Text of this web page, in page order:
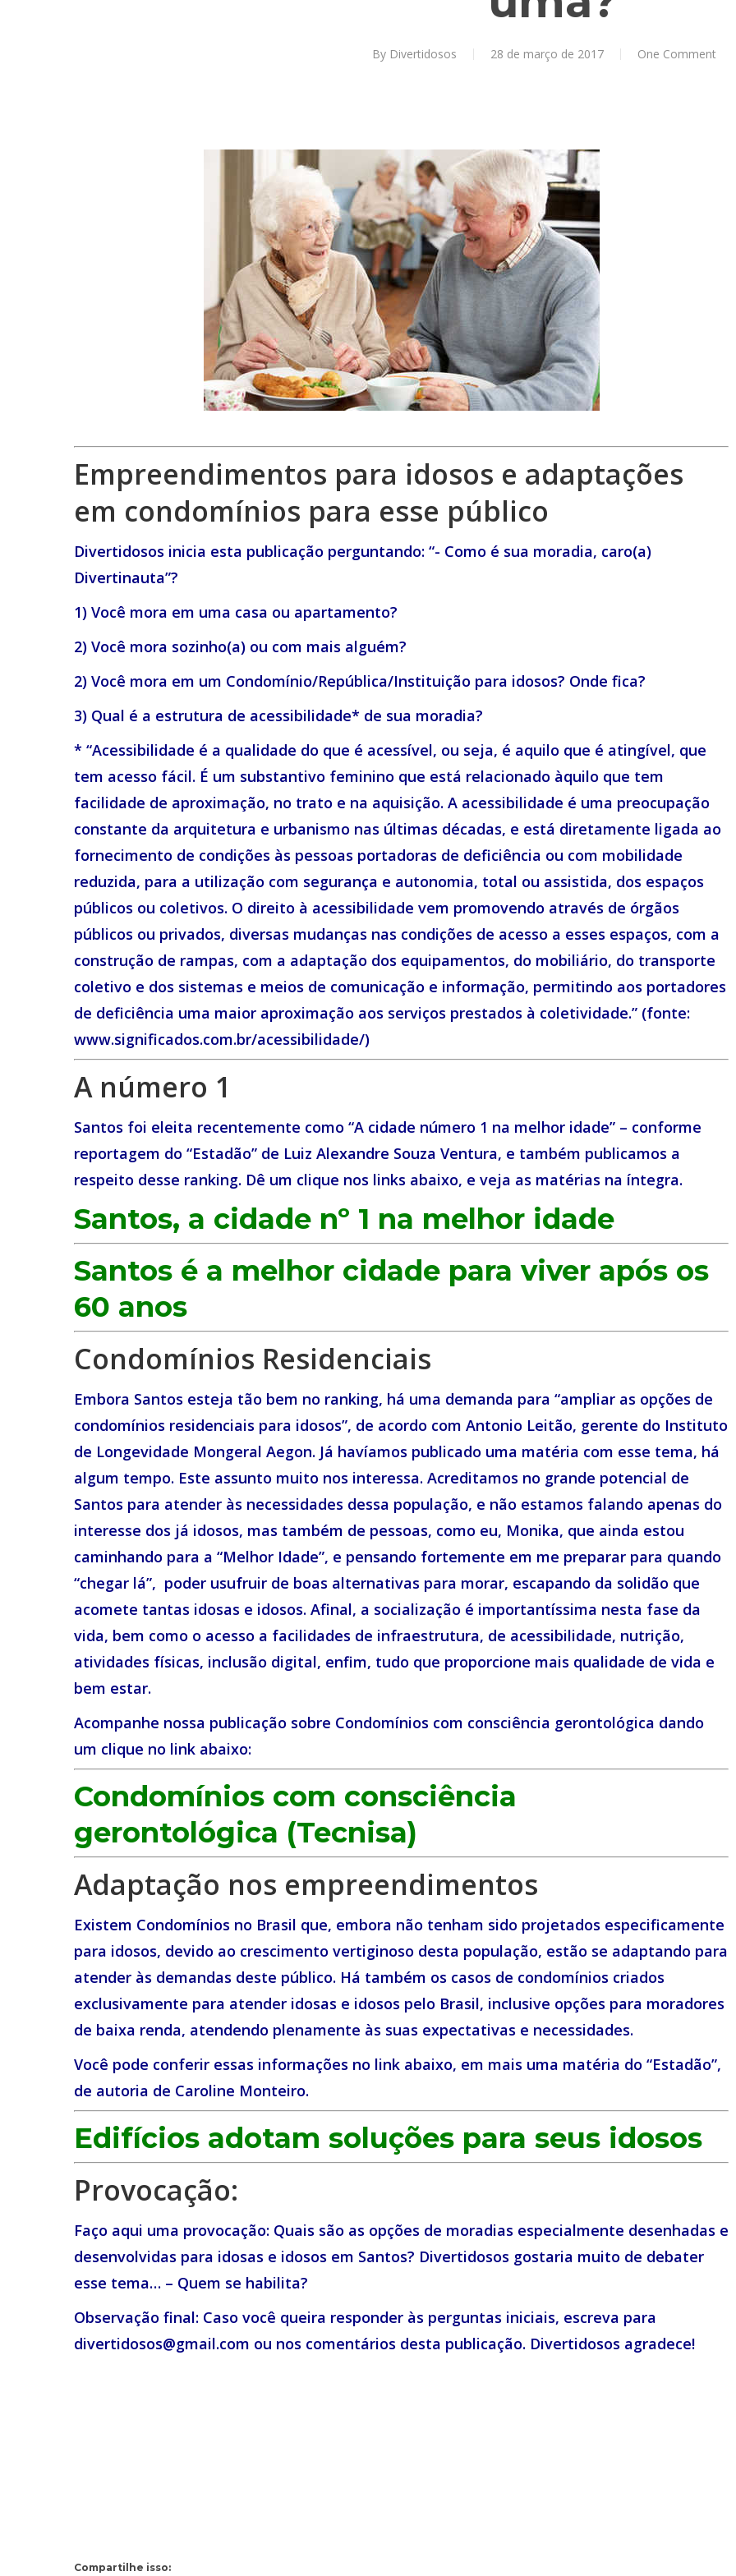
Hit enter to search or ESC to close
By Divertidosos 28 de março de 2017 One Comment
Empreendimentos para idosos e adaptações
em condomínios para esse público
Divertidosos inicia esta publicação perguntando: “- Como é sua moradia, caro(a)
Divertinauta”?
1) Você mora em uma casa ou apartamento?
2) Você mora sozinho(a) ou com mais alguém?
2) Você mora em um Condomínio/República/Instituição para idosos? Onde fica?
3) Qual é a estrutura de acessibilidade* de sua moradia?
* “Acessibilidade é a qualidade do que é acessível, ou seja, é aquilo que é atingível, que
tem acesso fácil. É um substantivo feminino que está relacionado àquilo que tem
facilidade de aproximação, no trato e na aquisição. A acessibilidade é uma preocupação
constante da arquitetura e urbanismo nas últimas décadas, e está diretamente ligada ao
fornecimento de condições às pessoas portadoras de deficiência ou com mobilidade
reduzida, para a utilização com segurança e autonomia, total ou assistida, dos espaços
públicos ou coletivos. O direito à acessibilidade vem promovendo através de órgãos
públicos ou privados, diversas mudanças nas condições de acesso a esses espaços, com a
construção de rampas, com a adaptação dos equipamentos, do mobiliário, do transporte
coletivo e dos sistemas e meios de comunicação e informação, permitindo aos portadores
de deficiência uma maior aproximação aos serviços prestados à coletividade.” (fonte:
www.significados.com.br/acessibilidade/)
A número 1
Santos foi eleita recentemente como “A cidade número 1 na melhor idade” – conforme
reportagem do “Estadão” de Luiz Alexandre Souza Ventura, e também publicamos a
respeito desse ranking. Dê um clique nos links abaixo, e veja as matérias na íntegra.
Santos, a cidade nº 1 na melhor idade
Santos é a melhor cidade para viver após os
60 anos
Condomínios Residenciais
Embora Santos esteja tão bem no ranking, há uma demanda para “ampliar as opções de
condomínios residenciais para idosos”, de acordo com Antonio Leitão, gerente do Instituto
de Longevidade Mongeral Aegon. Já havíamos publicado uma matéria com esse tema, há
algum tempo. Este assunto muito nos interessa. Acreditamos no grande potencial de
Santos para atender às necessidades dessa população, e não estamos falando apenas do
interesse dos já idosos, mas também de pessoas, como eu, Monika, que ainda estou
caminhando para a “Melhor Idade”, e pensando fortemente em me preparar para quando
“chegar lá”, poder usufruir de boas alternativas para morar, escapando da solidão que
acomete tantas idosas e idosos. Afinal, a socialização é importantíssima nesta fase da
vida, bem como o acesso a facilidades de infraestrutura, de acessibilidade, nutrição,
atividades físicas, inclusão digital, enfim, tudo que proporcione mais qualidade de vida e
bem estar.
Acompanhe nossa publicação sobre Condomínios com consciência gerontológica dando
um clique no link abaixo:
Condomínios com consciência
gerontológica (Tecnisa)
Adaptação nos empreendimentos
Existem Condomínios no Brasil que, embora não tenham sido projetados especificamente
para idosos, devido ao crescimento vertiginoso desta população, estão se adaptando para
atender às demandas deste público. Há também os casos de condomínios criados
exclusivamente para atender idosas e idosos pelo Brasil, inclusive opções para moradores
de baixa renda, atendendo plenamente às suas expectativas e necessidades.
Você pode conferir essas informações no link abaixo, em mais uma matéria do “Estadão”,
de autoria de Caroline Monteiro.
Edifícios adotam soluções para seus idosos
Provocação:
Faço aqui uma provocação: Quais são as opções de moradias especialmente desenhadas e
desenvolvidas para idosas e idosos em Santos? Divertidosos gostaria muito de debater
esse tema… – Quem se habilita?
Observação final: Caso você queira responder às perguntas iniciais, escreva para
divertidosos@gmail.com ou nos comentários desta publicação. Divertidosos agradece!
Compartilhe isso: